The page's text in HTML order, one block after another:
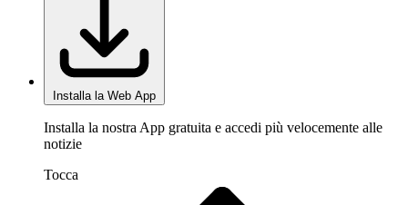
Installa la Web App
Installa la nostra App gratuita e accedi più velocemente alle
notizie
Tocca